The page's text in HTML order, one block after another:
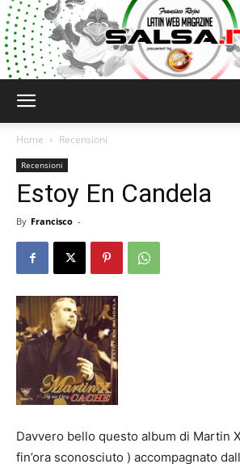
Home Recensioni
Recensioni
Estoy En Candela
By Francisco -
Davvero bello questo album di Martin
fin’ora sconosciuto ) accompagnato